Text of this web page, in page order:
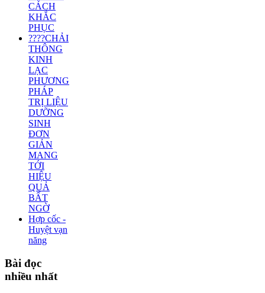
CÁCH
KHẮC
PHỤC
????CHẢI
THÔNG
KINH
LẠC
PHƯƠNG
PHÁP
TRỊ LIỆU
DƯỠNG
SINH
ĐƠN
GIẢN
MANG
TỚI
HIỆU
QUẢ
BẤT
NGỜ
Hợp cốc -
Huyệt vạn
năng
Bài đọc
nhiều nhất